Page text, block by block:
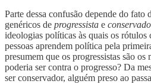
Parte dessa confusão depende do fato
genéricos de progressista e
ideologias políticas às quais os rótulos
pessoas aprendem política pela
presumem que os progressistas são
poderia ser contra o progresso? Da
ser conservador, alguém preso ao